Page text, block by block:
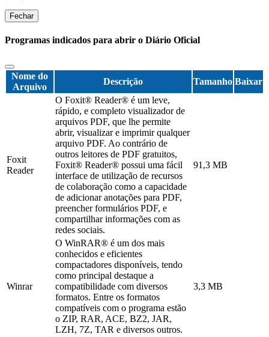
Fechar
Programas indicados para abrir o Diário Oficial
Nome do
Arquivo
Descrição Tamanho Baixar
Foxit
Reader
O Foxit® Reader® é um leve,
rápido, e completo visualizador de
arquivos PDF, que lhe permite
abrir, visualizar e imprimir qualquer
arquivo PDF. Ao contrário de
outros leitores de PDF gratuitos,
Foxit® Reader® possui uma fácil
interface de utilização de recursos
de colaboração como a capacidade
de adicionar anotações para PDF,
preencher formulários PDF, e
compartilhar informações com as
redes sociais.
91,3 MB
Winrar
O WinRAR® é um dos mais
conhecidos e eficientes
compactadores disponíveis, tendo
como principal destaque a
compatibilidade com diversos
formatos. Entre os formatos
compatíveis com o programa estão
o ZIP, RAR, ACE, BZ2, JAR,
LZH, 7Z, TAR e diversos outros.
3,3 MB